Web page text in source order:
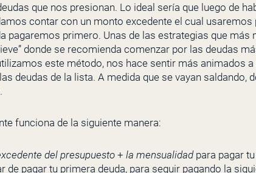
que nos presionan. Lo ideal sería que luego de
contar con un monto excedente el cual usaremos
pagaremos primero. Unas de las estrategias que
donde se recomienda comenzar por las deudas
este método, nos hace sentir más animados
deudas de la lista. A medida que se vayan saldando,
funciona de la siguiente manera:
del presupuesto + la mensualidadpara pagar
de pagar tu primera deuda, para seguir pagando la